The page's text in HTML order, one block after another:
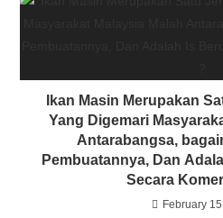
Ikan Masin Merupakan
Yang Digemari
Antarabangsa,
Pembuatannya, Dan
Secara
February